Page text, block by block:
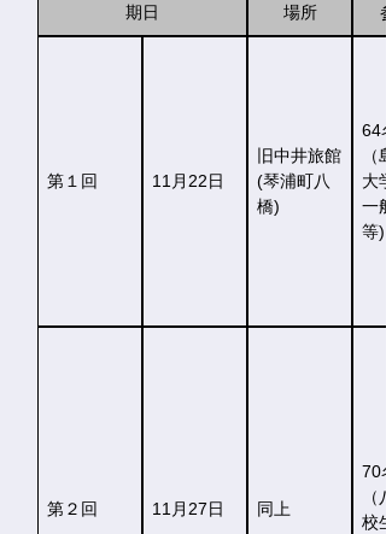
期日
場所
第１回 11月22日
旧中井旅館
(琴浦町八
橋)
64
大
一
等)
第２回 11月27日 同上
70
校